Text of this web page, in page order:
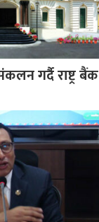
गर्दै राष्ट्र बैंक